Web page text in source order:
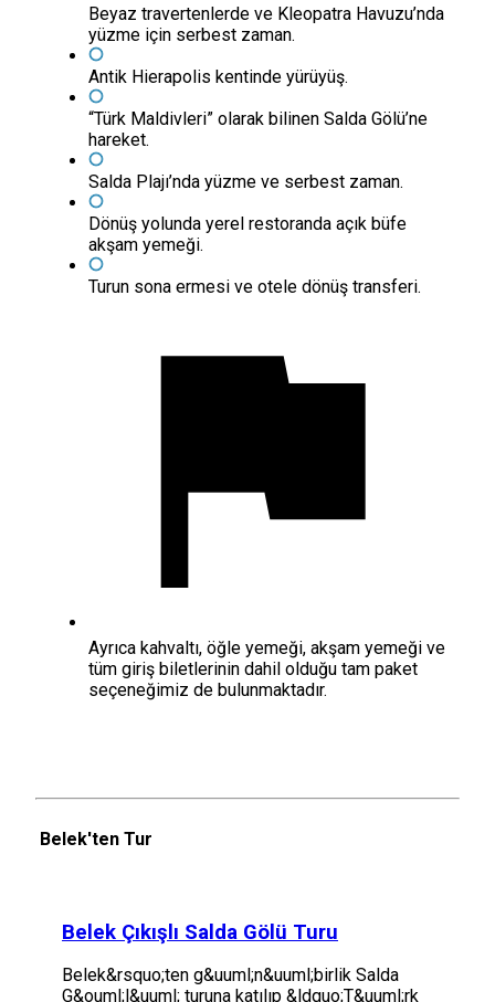
Beyaz travertenlerde ve Kleopatra Havuzu’nda
yüzme için serbest zaman.
Antik Hierapolis kentinde yürüyüş.
“Türk Maldivleri” olarak bilinen Salda Gölü’ne
hareket.
Salda Plajı’nda yüzme ve serbest zaman.
Dönüş yolunda yerel restoranda açık büfe
akşam yemeği.
Turun sona ermesi ve otele dönüş transferi.
Ayrıca kahvaltı, öğle yemeği, akşam yemeği ve
tüm giriş biletlerinin dahil olduğu tam paket
seçeneğimiz de bulunmaktadır.
Belek'ten Tur
Belek Çıkışlı Salda Gölü Turu
Belek&rsquo;ten g&uuml;n&uuml;birlik Salda
G&ouml;l&uuml; turuna katılıp &ldquo;T&uuml;rk